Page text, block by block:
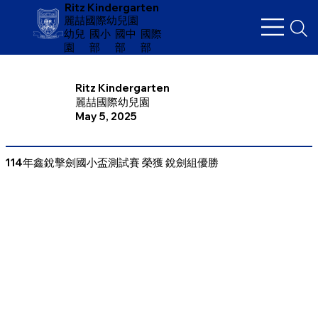
Ritz Kindergarten
麗喆國際幼兒園
幼兒
園
​國小
部
國中
部
國際
部
Ritz Kindergarten
麗喆國際幼兒園
May 5, 2025
114年鑫銳擊劍國小盃測試賽 榮獲 銳劍組優勝